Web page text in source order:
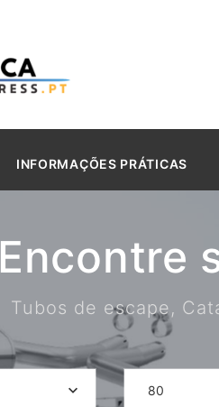
INFORMAÇÕES PRÁTICAS
Encontre
Tubos de escape,
80